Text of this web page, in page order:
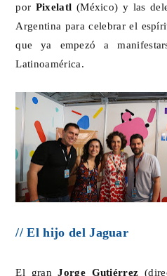
por Pixelatl (México) y las
Argentina para celebrar el
que ya empezó a
Latinoamérica.
// El hijo del Jaguar
El granJorge Gutiérrez